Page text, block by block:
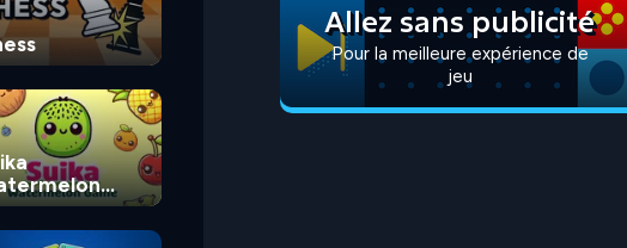
Allez sans publicité
Pour la meilleure expérience de
jeu